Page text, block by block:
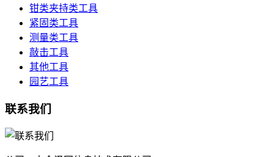
钳类夹持类工具
紧固类工具
测量类工具
敲击工具
其他工具
园艺工具
联系我们